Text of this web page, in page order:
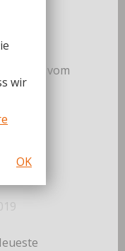
vom
vom
wir
OK